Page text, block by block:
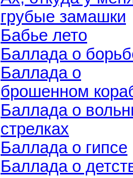
грубые замашки
Бабье лето
Баллада о
Баллада о
брошенном
Баллада о
стрелках
Баллада о гипсе
Баллада о